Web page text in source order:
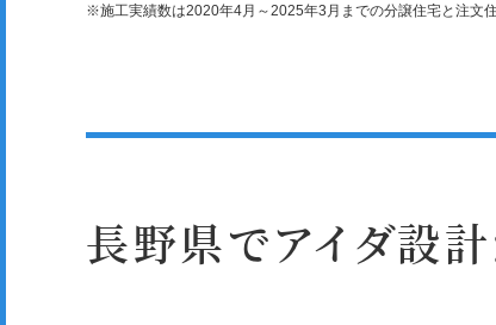
※施工実績数は2020年4月～2025年3月までの分譲住宅と注文住
長野県でアイダ設